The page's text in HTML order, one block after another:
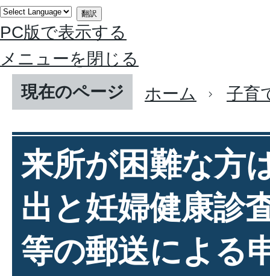
翻訳
PC版で表示する
メニューを閉じる
現在のページ
ホーム 子育
来所が困難な方
出と妊婦健康診
等の郵送による